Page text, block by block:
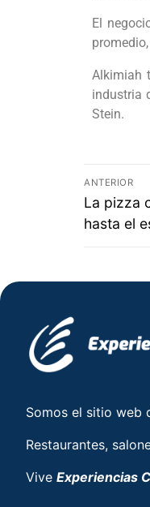
El
Alkimiah
industria
Stein.
ANTERIOR
La pizza
hasta el
Somos el sitio web
Restaurantes,
Vive Experiencias